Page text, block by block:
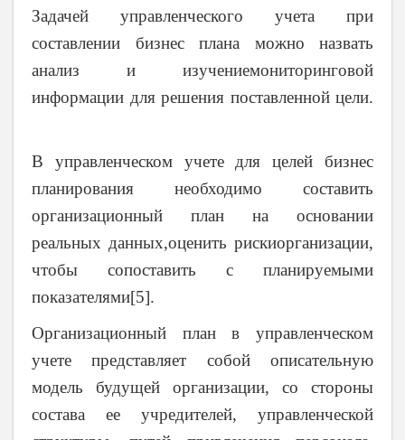
Задачей управленческого учета при
составлении бизнес плана можно назвать
анализ и изучениемониторинговой
информации для решения поставленной цели.
В управленческом учете для целей бизнес
планирования необходимо составить
организационный план на основании
реальных данных,оценить рискиорганизации,
чтобы сопоставить с планируемыми
показателями[5].
Организационный план в управленческом
учете представляет собой описательную
модель будущей организации, со стороны
состава ее учредителей, управленческой